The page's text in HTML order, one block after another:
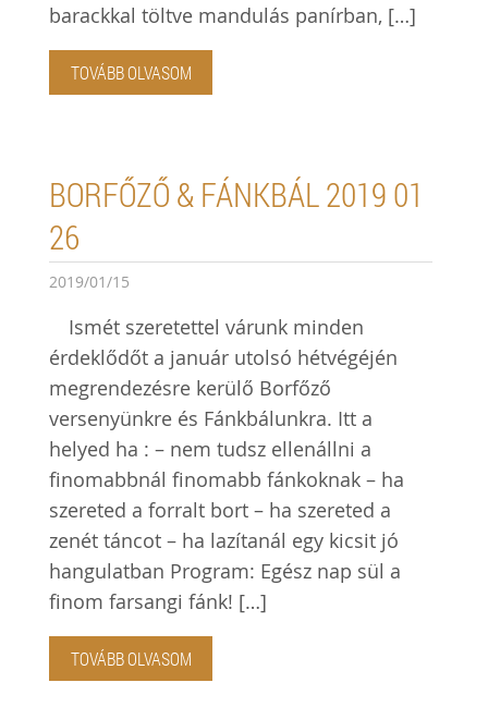
barackkal töltve mandulás panírban, […]
TOVÁBB OLVASOM
BORFŐZŐ & FÁNKBÁL 2019 01
26
2019/01/15
Ismét szeretettel várunk minden
érdeklődőt a január utolsó hétvégéjén
megrendezésre kerülő Borfőző
versenyünkre és Fánkbálunkra. Itt a
helyed ha : – nem tudsz ellenállni a
finomabbnál finomabb fánkoknak – ha
szereted a forralt bort – ha szereted a
zenét táncot – ha lazítanál egy kicsit jó
hangulatban Program: Egész nap sül a
finom farsangi fánk! […]
TOVÁBB OLVASOM